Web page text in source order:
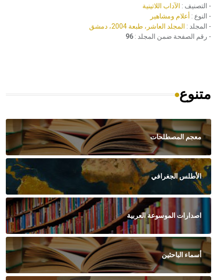
- التصنيف : الآداب اللاتينية
- النوع : أعلام ومشاهير
- المجلد : المجلد العاشر، طبعة 2004، دمشق
- رقم الصفحة ضمن المجلد : 96
متنوع
معجم المصطلحات
الأطلس الجغرافي
اصدارات الموسوعة العربية
أسماء الباحثين